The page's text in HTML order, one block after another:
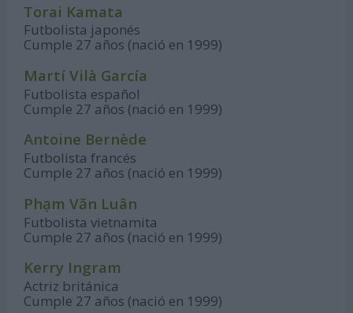
Torai Kamata
Futbolista japonés
Cumple 27 años (nació en 1999)
Martí Vilà García
Futbolista español
Cumple 27 años (nació en 1999)
Antoine Bernède
Futbolista francés
Cumple 27 años (nació en 1999)
Phạm Văn Luân
Futbolista vietnamita
Cumple 27 años (nació en 1999)
Kerry Ingram
Actriz británica
Cumple 27 años (nació en 1999)